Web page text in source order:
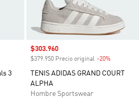
3
Precio de venta
$303.960
$379.950 Precio original -20%
TENIS ADIDAS GRAND COURT
ALPHA
Hombre Sportswear